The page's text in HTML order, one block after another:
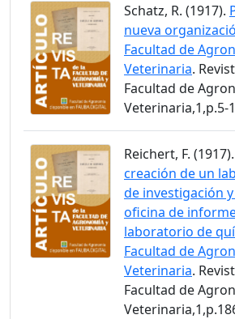
Schatz, R. (1917).
nueva
Facultad de
Veterinaria.
Facultad de
Veterinaria,1,p.5-
Reichert, F. (1917).
creación de un
de investigación
oficina de
laboratorio de
Facultad de
Veterinaria.
Facultad de